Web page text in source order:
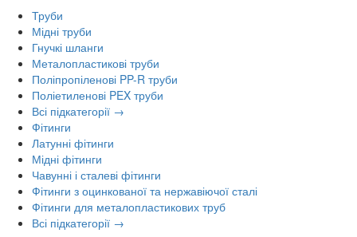
Труби
Мідні труби
Гнучкі шланги
Металопластикові труби
Поліпропіленові PP-R труби
Поліетиленові PEX труби
Всі підкатегорії →
Фітинги
Латунні фітинги
Мідні фітинги
Чавунні і сталеві фітинги
Фітинги з оцинкованої та нержавіючої сталі
Фітинги для металопластикових труб
Всі підкатегорії →